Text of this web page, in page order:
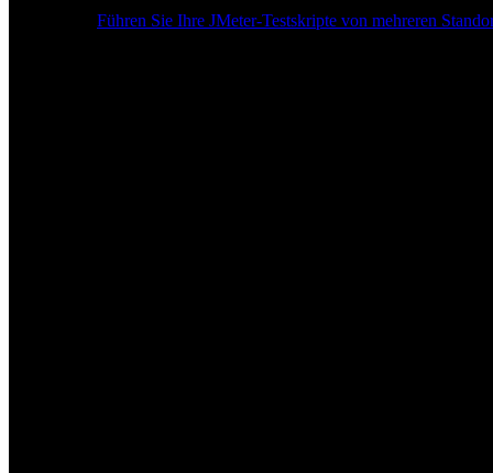
Führen Sie Ihre JMeter-Testskripte von mehreren